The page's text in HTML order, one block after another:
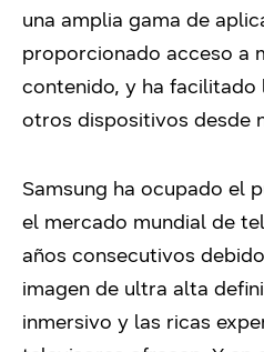
una amplia gama de
proporcionado acceso a
contenido, y ha
otros dispositivos desde
Samsung ha ocupado el
el mercado mundial de
años consecutivos
imagen de ultra alta
inmersivo y las ricas